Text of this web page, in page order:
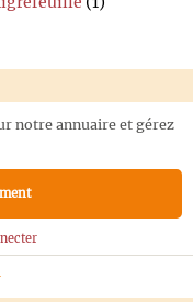
notre annuaire et gérez